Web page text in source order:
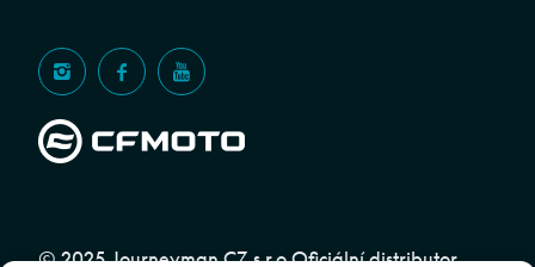
© 2025 Journeyman CZ s.r.o Oficiální distributor